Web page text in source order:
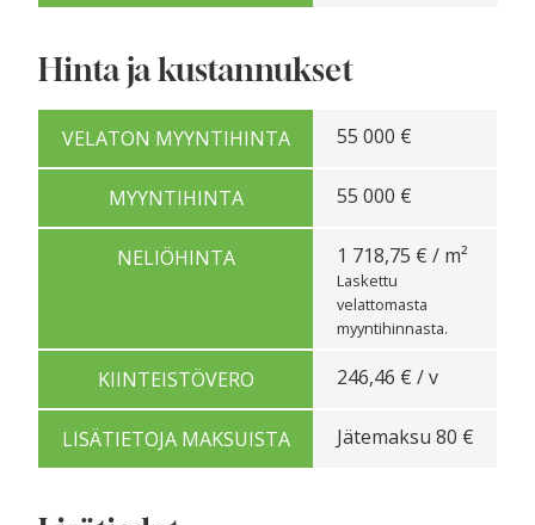
Hinta ja kustannukset
VELATON MYYNTIHINTA 55 000 €
MYYNTIHINTA 55 000 €
NELIÖHINTA 1 718,75 € / m²
Laskettu
velattomasta
myyntihinnasta.
KIINTEISTÖVERO 246,46 € / v
LISÄTIETOJA MAKSUISTA Jätemaksu 80 €